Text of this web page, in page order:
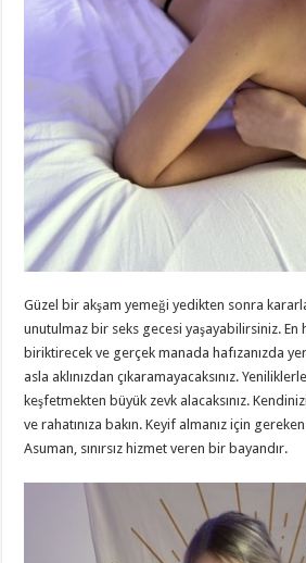
Güzel bir akşam yemeği yedikten sonra
unutulmaz bir seks gecesi yaşayabilirsiniz. En
biriktirecek ve gerçek manada hafızanızda
asla aklınızdan çıkaramayacaksınız.
keşfetmekten büyük zevk alacaksınız.
ve rahatınıza bakın. Keyif almanız için
Asuman, sınırsız hizmet veren bir bayandır.